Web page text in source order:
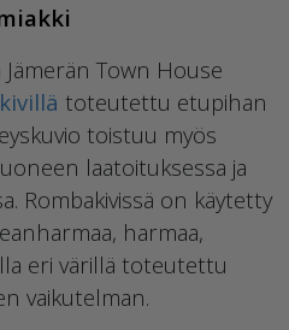
Jämerän Town House
toteutettu etupihan
toistuu myös
laatoituksessa ja
Rombakivissä on käytetty
harmaa,
eri värillä toteutettu
vaikutelman.